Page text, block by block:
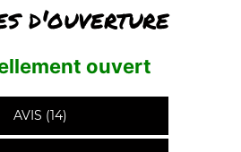
d'ouverture
ouvert
AVIS (14)